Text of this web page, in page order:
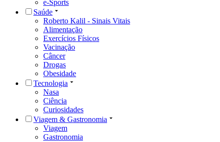
e-Sports
Saúde
Roberto Kalil - Sinais Vitais
Alimentação
Exercícios Físicos
Vacinação
Câncer
Drogas
Obesidade
Tecnologia
Nasa
Ciência
Curiosidades
Viagem & Gastronomia
Viagem
Gastronomia